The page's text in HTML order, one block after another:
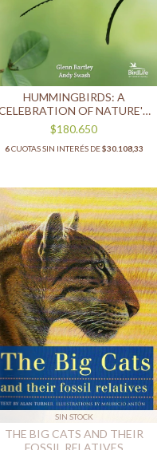
HUMMINGBIRDS: A
OF NATURE'S
JEWELS
$180.650
6CUOTAS SIN INTERÉS DE$30.108,33
SIN STOCK
THE BIG CATS AND THEIR
FOSSIL RELATIVES